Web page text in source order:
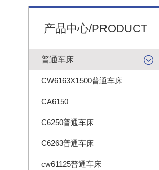
产品中心/PRODUCT
普通车床
CW6163X1500普通车床
CA6150
C6250普通车床
C6263普通车床
cw61125普通车床